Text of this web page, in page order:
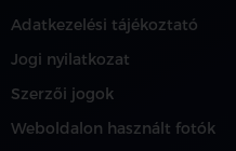
Adatkezelési tájékoztató
Jogi nyilatkozat
Szerzői jogok
Weboldalon használt fotók